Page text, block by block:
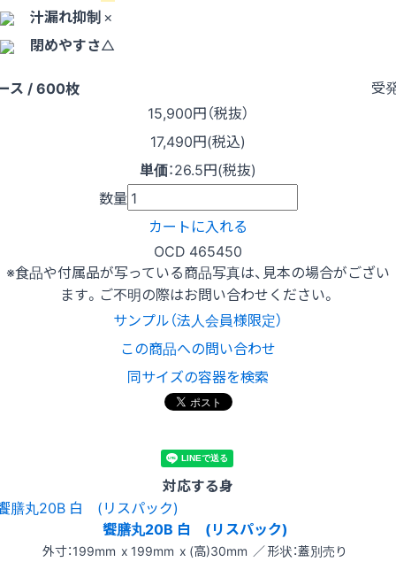
汁漏れ抑制×
閉めやすさ△
ス / 600枚
受
15,900円（税抜）
17,490円(税込)
単価：26.5円(税抜)
数量
カートに入れる
OCD 465450
※食品や付属品が写っている商品写真は、見本の場合がござい
ます。ご不明の際はお問い合わせください。
サンプル（法人会員様限定）
この商品への問い合わせ
同サイズの容器を検索
対応する身
饗膳丸20B 白 (リスパック)
外寸：199mm x 199mm x (高)30mm ／ 形状：蓋別売り